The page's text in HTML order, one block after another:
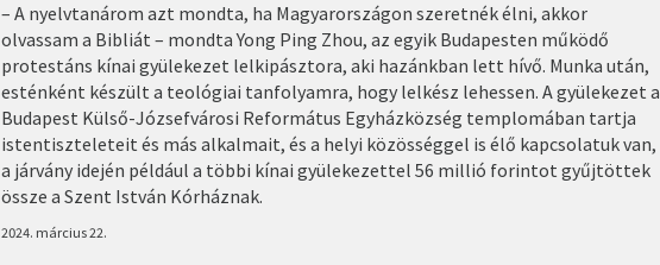
– A nyelvtanárom azt mondta, ha Magyarországon szeretnék élni, akkor
olvassam a Bibliát – mondta Yong Ping Zhou, az egyik Budapesten működő
protestáns kínai gyülekezet lelkipásztora, aki hazánkban lett hívő. Munka után,
esténként készült a teológiai tanfolyamra, hogy lelkész lehessen. A gyülekezet a
Budapest Külső-Józsefvárosi Református Egyházközség templomában tartja
istentiszteleteit és más alkalmait, és a helyi közösséggel is élő kapcsolatuk van,
a járvány idején például a többi kínai gyülekezettel 56 millió forintot gyűjtöttek
össze a Szent István Kórháznak.
2024. március 22.